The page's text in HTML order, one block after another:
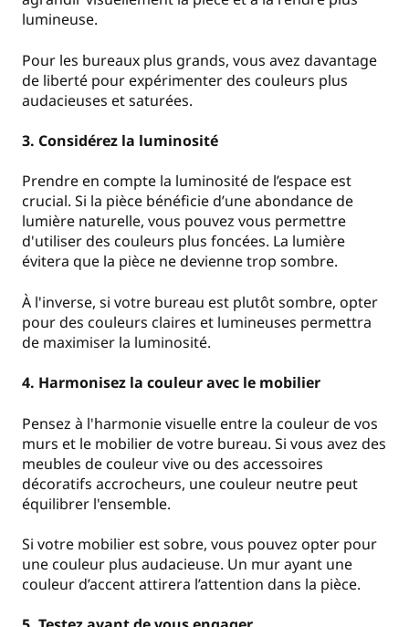
lumineuse.
Pour les bureaux plus grands, vous avez davantage
de liberté pour expérimenter des couleurs plus
audacieuses et saturées.
3. Considérez la luminosité
Prendre en compte la luminosité de l’espace est
crucial. Si la pièce bénéficie d’une abondance de
lumière naturelle, vous pouvez vous permettre
d'utiliser des couleurs plus foncées. La lumière
évitera que la pièce ne devienne trop sombre.
À l'inverse, si votre bureau est plutôt sombre, opter
pour des couleurs claires et lumineuses permettra
de maximiser la luminosité.
4. Harmonisez la couleur avec le mobilier
Pensez à l'harmonie visuelle entre la couleur de vos
murs et le mobilier de votre bureau. Si vous avez des
meubles de couleur vive ou des accessoires
décoratifs accrocheurs, une couleur neutre peut
équilibrer l'ensemble.
Si votre mobilier est sobre, vous pouvez opter pour
une couleur plus audacieuse. Un mur ayant une
couleur d’accent attirera l’attention dans la pièce.